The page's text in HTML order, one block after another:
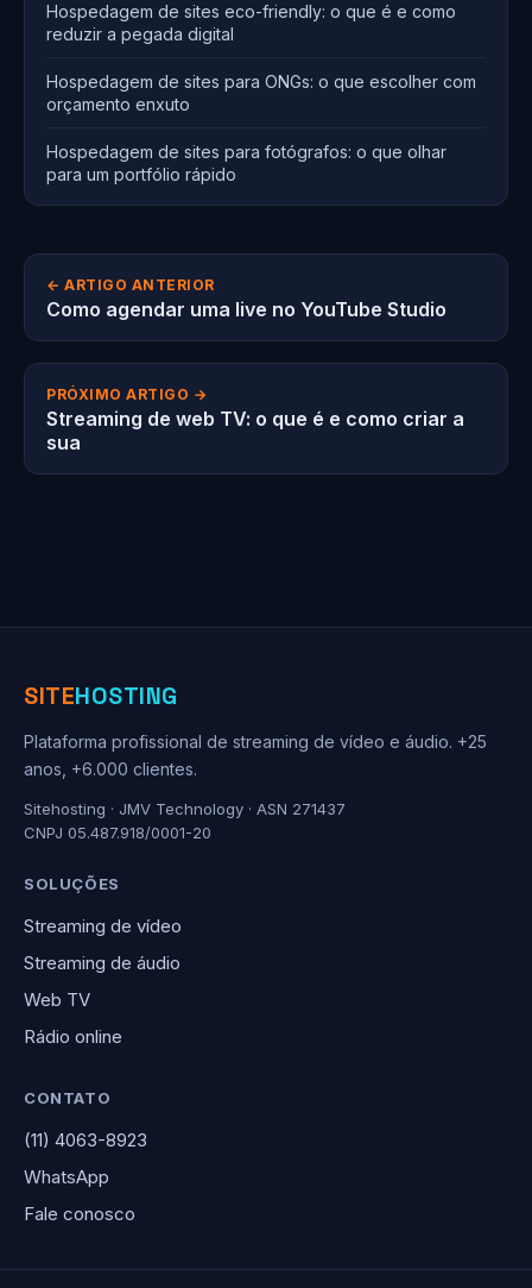
Hospedagem de sites eco-friendly: o que é e como
reduzir a pegada digital
Hospedagem de sites para ONGs: o que escolher com
orçamento enxuto
Hospedagem de sites para fotógrafos: o que olhar
para um portfólio rápido
← ARTIGO ANTERIOR
Como agendar uma live no YouTube Studio
PRÓXIMO ARTIGO →
Streaming de web TV: o que é e como criar a
sua
SITEHOSTING
Plataforma profissional de streaming de vídeo e áudio. +25
anos, +6.000 clientes.
Sitehosting · JMV Technology · ASN 271437
CNPJ 05.487.918/0001-20
SOLUÇÕES
Streaming de vídeo
Streaming de áudio
Web TV
Rádio online
CONTATO
(11) 4063-8923
WhatsApp
Fale conosco